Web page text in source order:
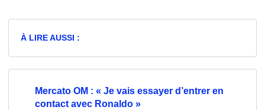
À LIRE AUSSI :
Mercato OM : « Je vais essayer d’entrer en
contact avec Ronaldo »